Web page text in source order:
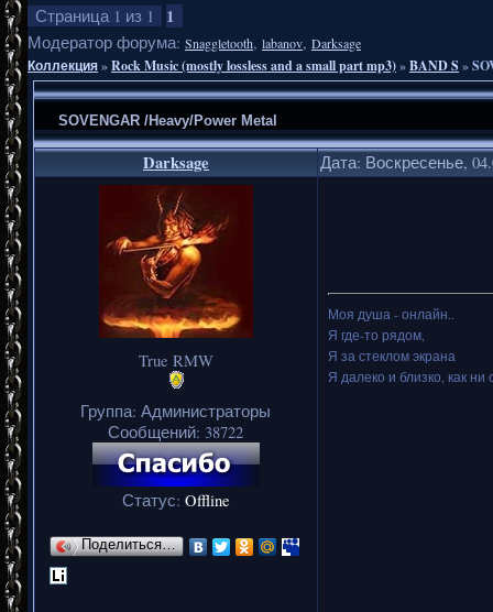
Страница 1 из 1 1
Модератор форума: Snaggletooth, labanov, Darksage
Коллекция»Rock Music (mostly lossless and a small part mp3)»BAND S »
SOVENGAR /Heavy/Power Metal
Darksage Дата: Воскресенье,
True RMW
Группа: Администраторы
Сообщений: 38722
Статус: Offline
Поделиться…
Моя душа - онлайн..
Я где-то рядом,
Я за стеклом экрана
Я далеко и близко, как ни